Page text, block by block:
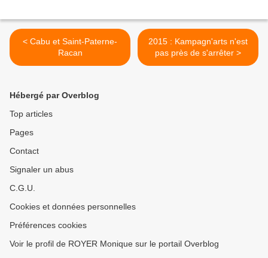
< Cabu et Saint-Paterne-
Racan
2015 : Kampagn'arts n'est
pas près de s'arrêter >
Hébergé par Overblog
Top articles
Pages
Contact
Signaler un abus
C.G.U.
Cookies et données personnelles
Préférences cookies
Voir le profil de ROYER Monique sur le portail Overblog